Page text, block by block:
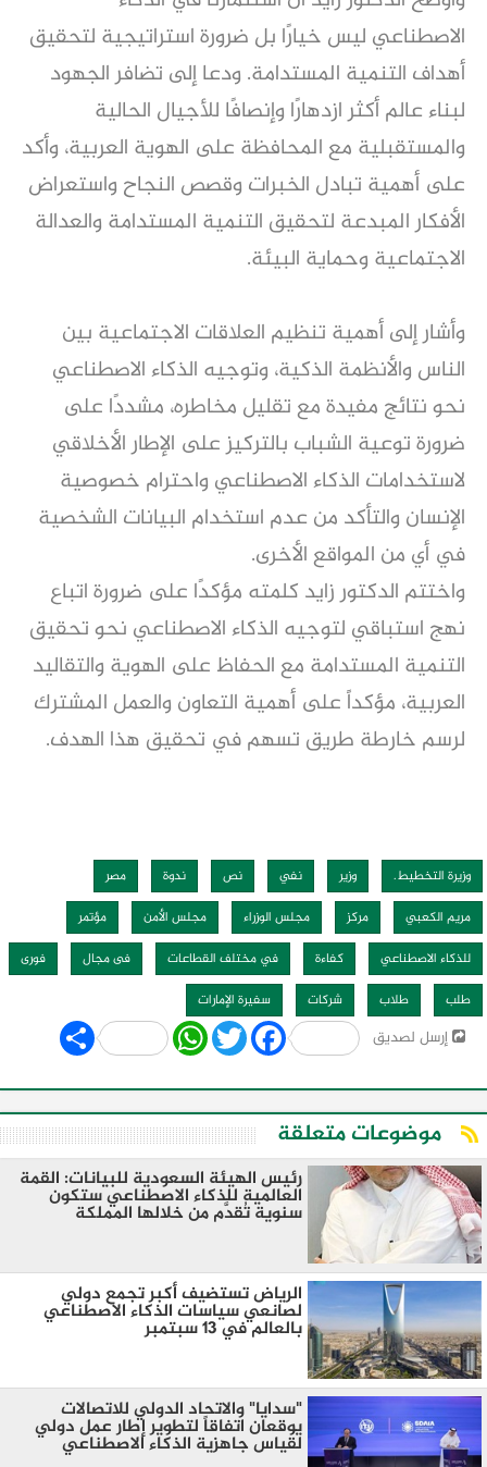
الاصطناعي ليس خيارًا بل ضرورة استراتيجية لتحقيق
أهداف التنمية المستدامة. ودعا إلى تضافر الجهود
لبناء عالم أكثر ازدهارًا وإنصافًا للأجيال الحالية
والمستقبلية مع المحافظة على الهوية العربية، وأكد
على أهمية تبادل الخبرات وقصص النجاح واستعراض
الأفكار المبدعة لتحقيق التنمية المستدامة والعدالة
الاجتماعية وحماية البيئة.
وأشار إلى أهمية تنظيم العلاقات الاجتماعية بين
الناس والأنظمة الذكية، وتوجيه الذكاء الاصطناعي
نحو نتائج مفيدة مع تقليل مخاطره، مشددًا على
ضرورة توعية الشباب بالتركيز على الإطار الأخلاقي
لاستخدامات الذكاء الاصطناعي واحترام خصوصية
الإنسان والتأكد من عدم استخدام البيانات الشخصية
في أي من المواقع الأخرى.
واختتم الدكتور زايد كلمته مؤكدًا على ضرورة اتباع
نهج استباقي لتوجيه الذكاء الاصطناعي نحو تحقيق
التنمية المستدامة مع الحفاظ على الهوية والتقاليد
العربية، مؤكداً على أهمية التعاون والعمل المشترك
لرسم خارطة طريق تسهم في تحقيق هذا الهدف.
وزيرة التخطيط. وزير نفي نص ندوة
مصر
مريم الكعبي
مركز مجلس الوزراء مجلس الأمن
مؤتمر
للذكاء الاصطناعي
كفاءة في مختلف القطاعات فى مجال
فورى
طلب
طلاب شركات سفيرة الإمارات
إرسل لصديق Share WhatsApp
Twitter Facebook
موضوعات متعلقة
رئيس الهيئة السعودية للبيانات: القمة
العالمية للذكاء الاصطناعي ستكون
سنوية تُقدَّم من خلالها المملكة
الرياض تستضيف أكبر تجمع دولي
لصانعي سياسات الذكاء الاصطناعي
بالعالم في 13 سبتمبر
"سدايا" والاتحاد الدولي للاتصالات
يوقعان اتفاقاً لتطوير إطار عمل دولي
لقياس جاهزية الذكاء الاصطناعي